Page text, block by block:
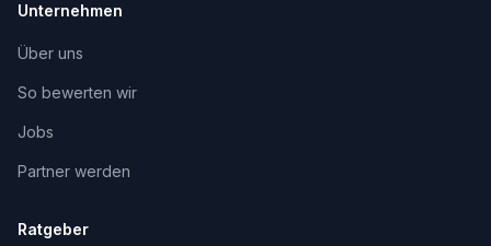
Unternehmen
Über uns
So bewerten wir
Jobs
Partner werden
Ratgeber